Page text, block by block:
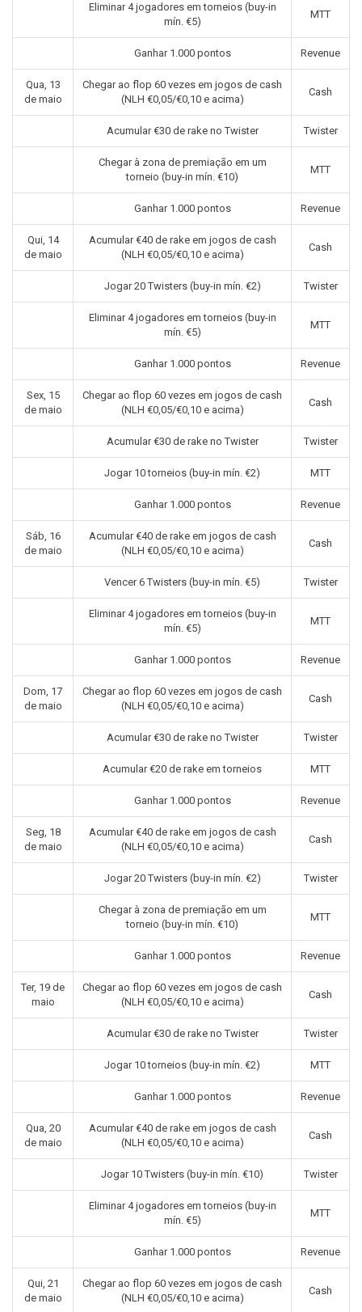
Eliminar 4 jogadores em torneios (buy-in
mín. €5)
MTT
Ganhar 1.000 pontos Revenue
Qua, 13
de maio
Chegar ao flop 60 vezes em jogos de cash
(NLH €0,05/€0,10 e acima)
Cash
Acumular €30 de rake no Twister Twister
Chegar à zona de premiação em um
torneio (buy-in mín. €10)
MTT
Ganhar 1.000 pontos Revenue
Qui, 14
de maio
Acumular €40 de rake em jogos de cash
(NLH €0,05/€0,10 e acima)
Cash
Jogar 20 Twisters (buy-in mín. €2) Twister
Eliminar 4 jogadores em torneios (buy-in
mín. €5)
MTT
Ganhar 1.000 pontos Revenue
Sex, 15
de maio
Chegar ao flop 60 vezes em jogos de cash
(NLH €0,05/€0,10 e acima)
Cash
Acumular €30 de rake no Twister Twister
Jogar 10 torneios (buy-in mín. €2) MTT
Ganhar 1.000 pontos Revenue
Sáb, 16
de maio
Acumular €40 de rake em jogos de cash
(NLH €0,05/€0,10 e acima)
Cash
Vencer 6 Twisters (buy-in mín. €5) Twister
Eliminar 4 jogadores em torneios (buy-in
mín. €5)
MTT
Ganhar 1.000 pontos Revenue
Dom, 17
de maio
Chegar ao flop 60 vezes em jogos de cash
(NLH €0,05/€0,10 e acima)
Cash
Acumular €30 de rake no Twister Twister
Acumular €20 de rake em torneios MTT
Ganhar 1.000 pontos Revenue
Seg, 18
de maio
Acumular €40 de rake em jogos de cash
(NLH €0,05/€0,10 e acima)
Cash
Jogar 20 Twisters (buy-in mín. €2) Twister
Chegar à zona de premiação em um
torneio (buy-in mín. €10)
MTT
Ganhar 1.000 pontos Revenue
Ter, 19 de
maio
Chegar ao flop 60 vezes em jogos de cash
(NLH €0,05/€0,10 e acima)
Cash
Acumular €30 de rake no Twister Twister
Jogar 10 torneios (buy-in mín. €2) MTT
Ganhar 1.000 pontos Revenue
Qua, 20
de maio
Acumular €40 de rake em jogos de cash
(NLH €0,05/€0,10 e acima)
Cash
Jogar 10 Twisters (buy-in mín. €10) Twister
Eliminar 4 jogadores em torneios (buy-in
mín. €5)
MTT
Ganhar 1.000 pontos Revenue
Qui, 21
de maio
Chegar ao flop 60 vezes em jogos de cash
(NLH €0,05/€0,10 e acima)
Cash